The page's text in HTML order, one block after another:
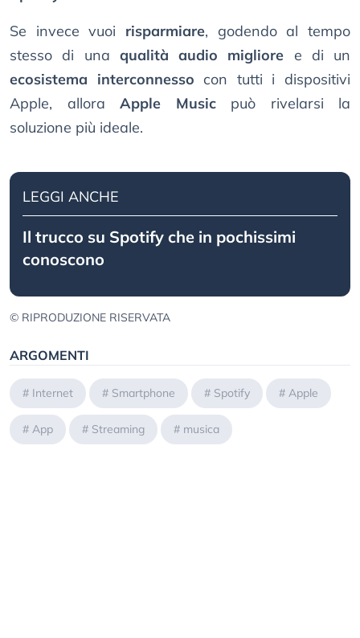
Se invece vuoi risparmiare, godendo al tempo
stesso di una qualità audio migliore e di un
ecosistema interconnesso con tutti i dispositivi
Apple, allora Apple Musicpuò rivelarsi la
soluzione più ideale.
LEGGI ANCHE
Il trucco su Spotify che in pochissimi
conoscono
© RIPRODUZIONE RISERVATA
ARGOMENTI
# Internet # Smartphone # Spotify # Apple
# App # Streaming # musica